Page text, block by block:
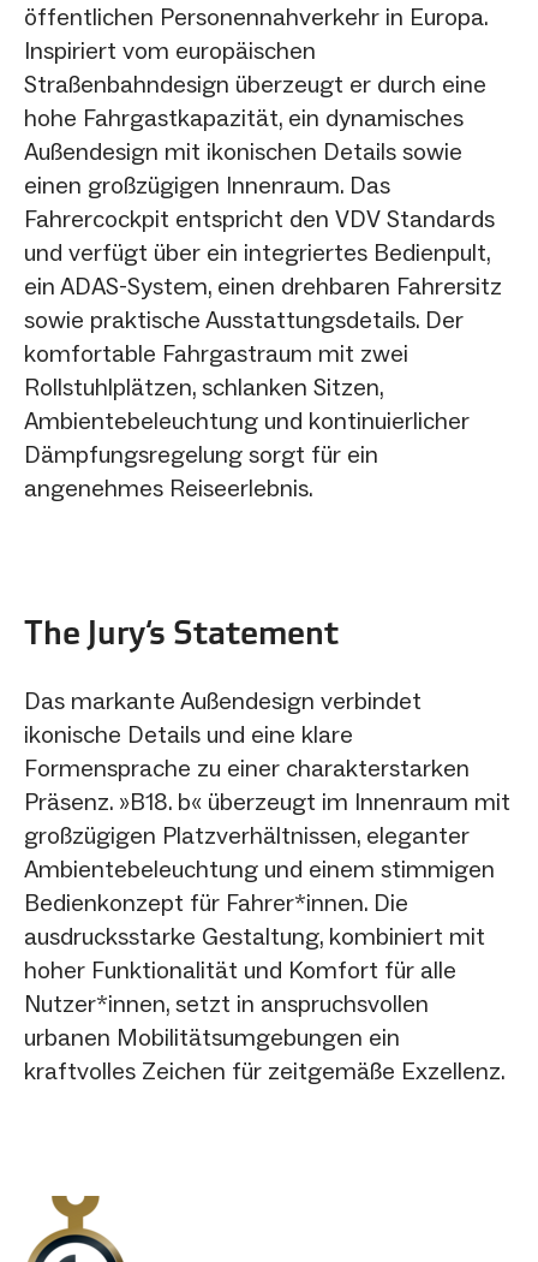
öffentlichen Personennahverkehr in Europa.
Inspiriert vom europäischen
Straßenbahndesign überzeugt er durch eine
hohe Fahrgastkapazität, ein dynamisches
Außendesign mit ikonischen Details sowie
einen großzügigen Innenraum. Das
Fahrercockpit entspricht den VDV Standards
und verfügt über ein integriertes Bedienpult,
ein ADAS-System, einen drehbaren Fahrersitz
sowie praktische Ausstattungsdetails. Der
komfortable Fahrgastraum mit zwei
Rollstuhlplätzen, schlanken Sitzen,
Ambientebeleuchtung und kontinuierlicher
Dämpfungsregelung sorgt für ein
angenehmes Reiseerlebnis.
The Jury‘s Statement
Das markante Außendesign verbindet
ikonische Details und eine klare
Formensprache zu einer charakterstarken
Präsenz. »B18. b« überzeugt im Innenraum mit
großzügigen Platzverhältnissen, eleganter
Ambientebeleuchtung und einem stimmigen
Bedienkonzept für Fahrer*innen. Die
ausdrucksstarke Gestaltung, kombiniert mit
hoher Funktionalität und Komfort für alle
Nutzer*innen, setzt in anspruchsvollen
urbanen Mobilitätsumgebungen ein
kraftvolles Zeichen für zeitgemäße Exzellenz.